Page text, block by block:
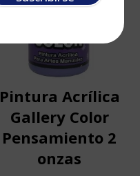
Pintura Acrílica
Gallery Color
Pensamiento 2
onzas